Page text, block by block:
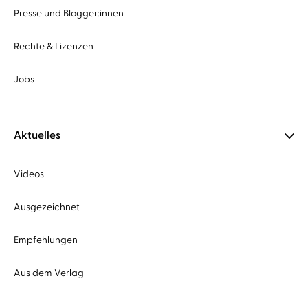
Presse und Blogger:innen
Rechte & Lizenzen
Jobs
Aktuelles
Videos
Ausgezeichnet
Empfehlungen
Aus dem Verlag